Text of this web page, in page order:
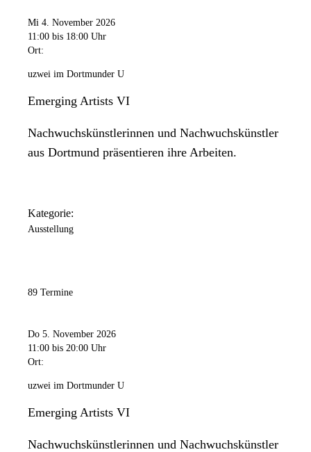
Mi 4. November 2026
11:00 bis 18:00 Uhr
Ort:
uzwei im Dortmunder U
Emerging Artists VI
Nachwuchskünstlerinnen und Nachwuchskünstler
aus Dortmund präsentieren ihre Arbeiten.
Kategorie:
Ausstellung
89 Termine
Do 5. November 2026
11:00 bis 20:00 Uhr
Ort:
uzwei im Dortmunder U
Emerging Artists VI
Nachwuchskünstlerinnen und Nachwuchskünstler